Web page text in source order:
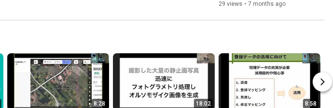
29 views • 7 months ago
8:28 18:02 8:58